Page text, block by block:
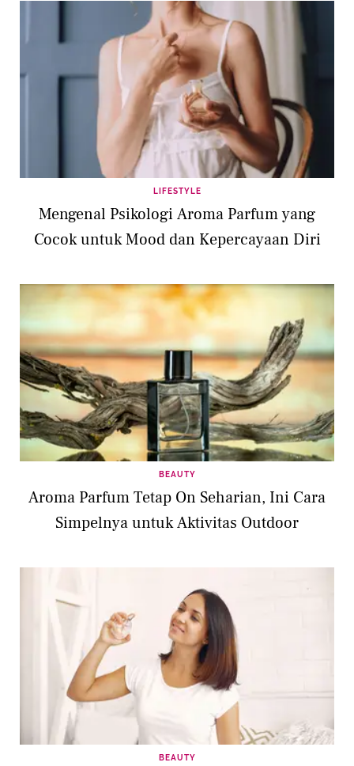
LIFESTYLE
Mengenal Psikologi Aroma Parfum yang
Cocok untuk Mood dan Kepercayaan Diri
BEAUTY
Aroma Parfum Tetap On Seharian, Ini Cara
Simpelnya untuk Aktivitas Outdoor
BEAUTY